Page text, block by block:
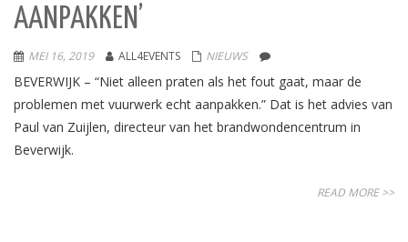
AANPAKKEN’
MEI 16, 2019 ALL4EVENTS NIEUWS
BEVERWIJK – “Niet alleen praten als het fout gaat, maar de
problemen met vuurwerk echt aanpakken.” Dat is het advies van
Paul van Zuijlen, directeur van het brandwondencentrum in
Beverwijk.
READ MORE >>